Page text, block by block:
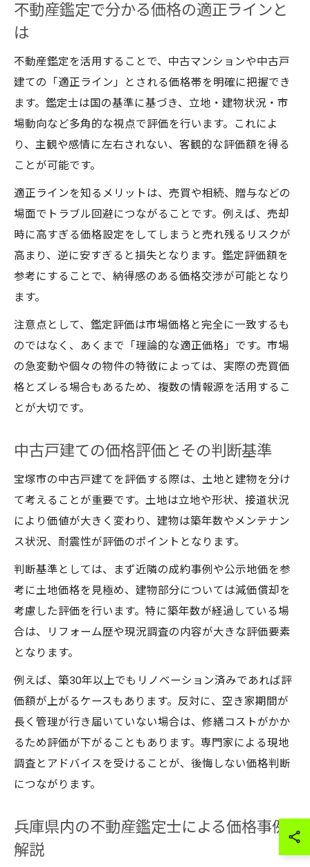
不動産鑑定で分かる価格の適正ラインと
は
不動産鑑定を活用することで、中古マンションや中古戸
建ての「適正ライン」とされる価格帯を明確に把握でき
ます。鑑定士は国の基準に基づき、立地・建物状況・市
場動向など多角的な視点で評価を行います。これによ
り、主観や感情に左右されない、客観的な評価額を得る
ことが可能です。
適正ラインを知るメリットは、売買や相続、贈与などの
場面でトラブル回避につながることです。例えば、売却
時に高すぎる価格設定をしてしまうと売れ残るリスクが
高まり、逆に安すぎると損失となります。鑑定評価額を
参考にすることで、納得感のある価格交渉が可能となり
ます。
注意点として、鑑定評価は市場価格と完全に一致するも
のではなく、あくまで「理論的な適正価格」です。市場
の急変動や個々の物件の特徴によっては、実際の売買価
格とズレる場合もあるため、複数の情報源を活用するこ
とが大切です。
中古戸建ての価格評価とその判断基準
宝塚市の中古戸建てを評価する際は、土地と建物を分け
て考えることが重要です。土地は立地や形状、接道状況
により価値が大きく変わり、建物は築年数やメンテナン
ス状況、耐震性が評価のポイントとなります。
判断基準としては、まず近隣の成約事例や公示地価を参
考に土地価格を見極め、建物部分については減価償却を
考慮した評価を行います。特に築年数が経過している場
合は、リフォーム歴や現況調査の内容が大きな評価要素
となります。
例えば、築30年以上でもリノベーション済みであれば評
価額が上がるケースもあります。反対に、空き家期間が
長く管理が行き届いていない場合は、修繕コストがかか
るため評価が下がることもあります。専門家による現地
調査とアドバイスを受けることが、後悔しない価格判断
につながります。
兵庫県内の不動産鑑定士による価格事例
解説